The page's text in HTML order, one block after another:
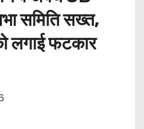
समिति सख्त,
लगाई फटकार